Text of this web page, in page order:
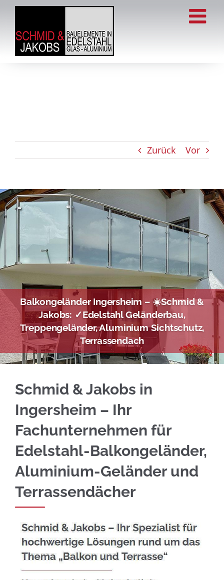
Zum
springen
Zurück Vor
Balkongeländer Ingersheim – ☀️Schmid &
Jakobs: ✓Edelstahl Geländerbau,
Treppengeländer, Aluminium Sichtschutz,
Terrassendach
Schmid & Jakobs in
Ingersheim – Ihr
Fachunternehmen für
Edelstahl-Balkongeländer,
Aluminium-Geländer und
Terrassendächer